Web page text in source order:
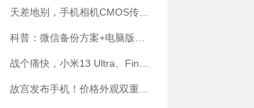
天差地别，手机相机CMOS传感器实际面积对比
科普：微信备份方案+电脑版丢失数据恢复指南
战个痛快，小米13 Ultra、Find X6 Pro、vivo X90 Pro+、小米12SU拍照横评
故宫发布手机！价格外观双重逆天！